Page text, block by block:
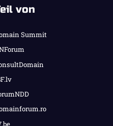
von
Summit